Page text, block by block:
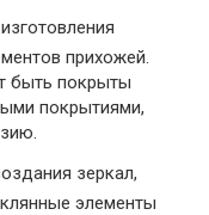
прихожей.
быть покрыты
покрытиями,
зеркал,
элементы